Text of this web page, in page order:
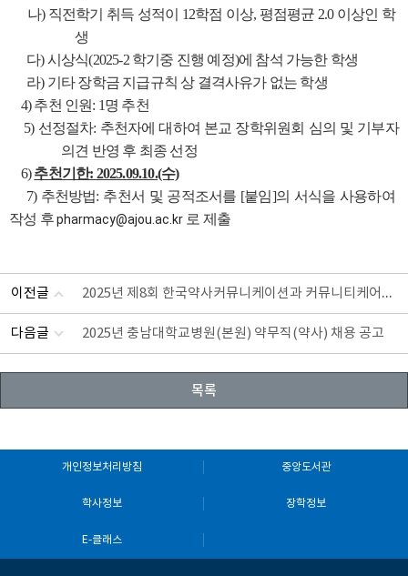
나) 직전학기 취득 성적이 12학점 이상, 평점평균 2.0 이상인 학
생
다) 시상식(2025-2 학기중 진행 예정)에 참석 가능한 학생
라) 기타 장학금 지급규칙 상 결격사유가 없는 학생
4) 추천 인원: 1명 추천
5) 선정절차: 추천자에 대하여 본교 장학위원회 심의 및 기부자
의견 반영 후 최종 선정
6)추천기한: 2025.09.10.(수)
7) 추천방법: 추천서 및 공적조서를 [붙임]의 서식을 사용하여
작성 후pharmacy@ajou.ac.kr 로 제출
이전글 2025년 제8회 한국약사커뮤니케이션과 커뮤니티케어학
다음글 2025년 충남대학교병원(본원) 약무직(약사) 채용 공고
목록
개인정보처리방침 중앙도서관
학사정보 장학정보
E-클래스